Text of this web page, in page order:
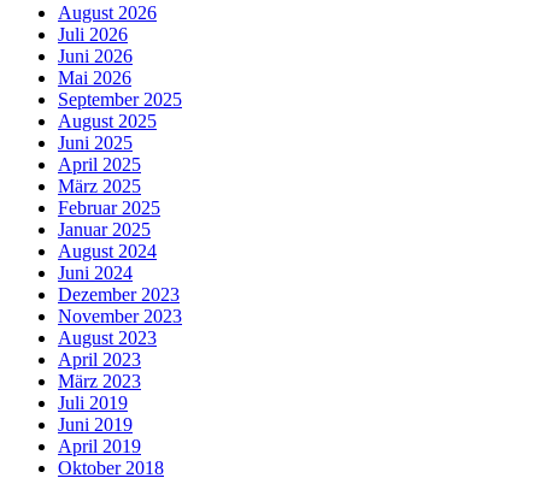
August 2026
Juli 2026
Juni 2026
Mai 2026
September 2025
August 2025
Juni 2025
April 2025
März 2025
Februar 2025
Januar 2025
August 2024
Juni 2024
Dezember 2023
November 2023
August 2023
April 2023
März 2023
Juli 2019
Juni 2019
April 2019
Oktober 2018